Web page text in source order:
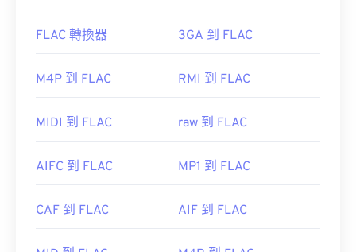
們分別是 AutoCAD AutoFlix 和 ROSE Online。這兩
開啟 FLAC 檔案的預設程式是 VLC 媒體播放器。
此外，可實作 FLAC 的編解碼器包括 FFmpeg、
Flake 和 FLACCL，用於編碼。Audiocogs
是一種開源開源軟體。
FLAC 轉換器 3GA 到 FLAC
M4P 到 FLAC RMI 到 FLAC
MIDI 到 FLAC raw 到 FLAC
AIFC 到 FLAC MP1 到 FLAC
CAF 到 FLAC AIF 到 FLAC